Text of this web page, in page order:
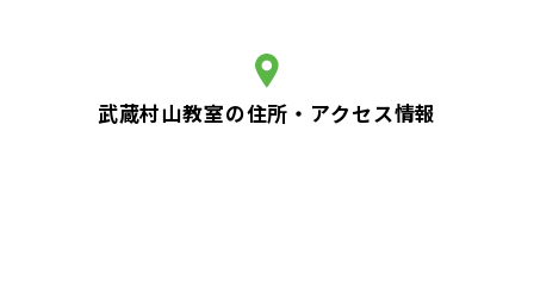
武蔵村山教室の住所・アクセス情報